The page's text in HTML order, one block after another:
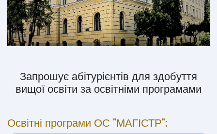
Запрошує абітурієнтів для здобуття
вищої освіти за освітніми програмами
Освітні програми ОС "МАГІСТР":